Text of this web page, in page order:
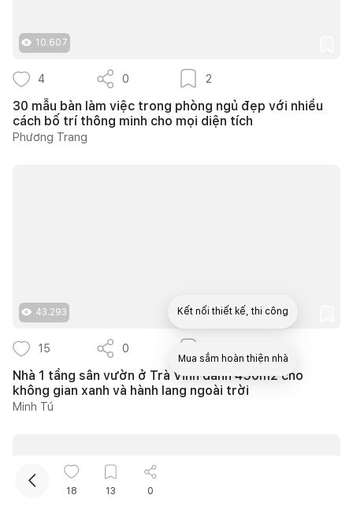
10.607
4 0 2
30 mẫu bàn làm việc trong phòng ngủ đẹp với nhiều
cách bố trí thông minh cho mọi diện tích
Phương Trang
43.293
15 0
Nhà 1 tầng sân vườn ở Trà Vinh dành 450m2 cho
không gian xanh và hành lang ngoài trời
Minh Tú
18 13 0
Kết nối thiết kế, thi công
Mua sắm hoàn thiện nhà